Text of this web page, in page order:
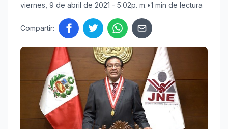
viernes, 9 de abril de 2021 - 5:02p. m.•1 min de lectura
Compartir: